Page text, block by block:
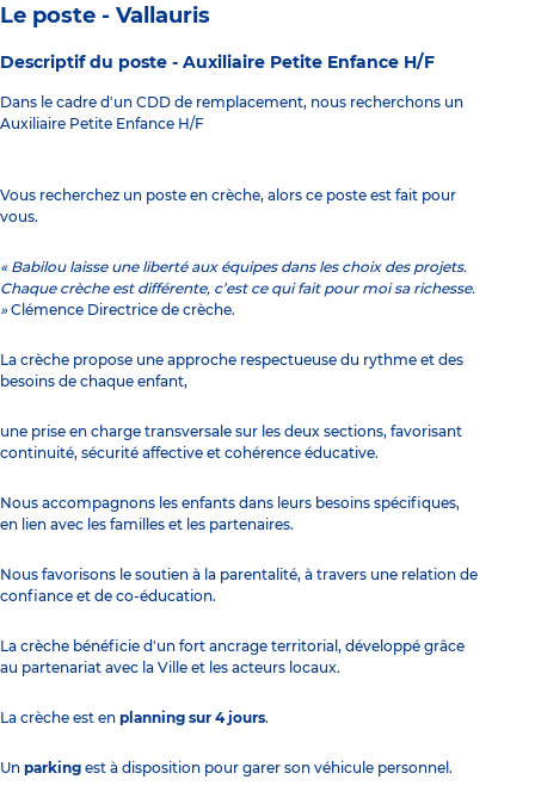
Le poste - Vallauris
Descriptif du poste - Auxiliaire Petite Enfance H/F
Dans le cadre d'un CDD de remplacement, nous recherchons un
Auxiliaire Petite Enfance H/F
Vous recherchez un poste en crèche, alors ce poste est fait pour
vous.
« Babilou laisse une liberté aux équipes dans les choix des projets.
Chaque crèche est différente, c’est ce qui fait pour moi sa richesse.
»Clémence Directrice de crèche.
La crèche propose une approche respectueuse du rythme et des
besoins de chaque enfant,
une prise en charge transversale sur les deux sections, favorisant
continuité, sécurité affective et cohérence éducative.
Nous accompagnons les enfants dans leurs besoins spécifiques,
en lien avec les familles et les partenaires.
Nous favorisons le soutien à la parentalité, à travers une relation de
confiance et de co-éducation.
La crèche bénéficie d'un fort ancrage territorial, développé grâce
au partenariat avec la Ville et les acteurs locaux.
La crèche est en planning sur 4 jours.
Un parking est à disposition pour garer son véhicule personnel.